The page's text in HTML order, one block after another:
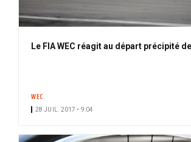
Le FIA WEC réagit au départ précipité
WEC
28 JUIL. 2017 • 9:04